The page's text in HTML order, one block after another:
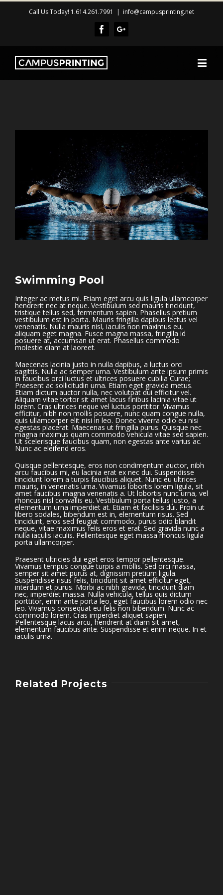
Call Us Today! 1.614.261.7991 | info@campusprinting.net
FacebookGoogle+
Swimming Pool
Integer ac metus mi. Etiam eget arcu quis ligula ullamcorper
hendrerit nec at neque. Vestibulum sed mauris tincidunt,
tristique tellus sed, fermentum sapien. Phasellus pretium
vestibulum est in porta. Mauris fringilla dapibus lectus vel
venenatis. Nulla mauris nisl, iaculis non maximus eu,
aliquam eget magna. Fusce magna massa, fringilla id
posuere at, accumsan ut erat. Phasellus commodo
molestie diam at laoreet.
Maecenas lacinia justo in nulla dapibus, a luctus orci
sagittis. Nulla ac semper urna. Vestibulum ante ipsum primis
in faucibus orci luctus et ultrices posuere cubilia Curae;
Praesent ac sollicitudin urna. Etiam eget gravida metus.
Etiam dictum auctor nulla, nec volutpat dui efficitur vel.
Aliquam vitae tortor sit amet lacus finibus lacinia vitae ut
lorem. Cras ultrices neque vel luctus porttitor. Vivamus
efficitur, nibh non mollis posuere, nunc quam congue nulla,
quis ullamcorper elit nisi in leo. Donec viverra odio eu nisi
egestas placerat. Maecenas ut fringilla purus. Quisque nec
magna maximus quam commodo vehicula vitae sed sapien.
Ut scelerisque faucibus quam, non egestas ante varius ac.
Nunc ac eleifend eros.
Quisque pellentesque, eros non condimentum auctor, nibh
arcu faucibus mi, eu lacinia erat ex nec dui. Suspendisse
tincidunt lorem a turpis faucibus aliquet. Nunc eu ultrices
mauris, in venenatis urna. Vivamus lobortis lorem ligula, sit
amet faucibus magna venenatis a. Ut lobortis nunc urna, vel
rhoncus nisl convallis eu. Vestibulum porta tellus justo, a
elementum urna imperdiet at. Etiam et facilisis dui. Proin ut
libero sodales, bibendum est in, elementum risus. Sed
tincidunt, eros sed feugiat commodo, purus odio blandit
neque, vitae maximus felis eros et erat. Sed gravida nunc a
nulla iaculis iaculis. Pellentesque eget massa rhoncus ligula
porta ullamcorper.
Praesent ultricies dui eget eros tempor pellentesque.
Vivamus tempus congue turpis a mollis. Sed orci massa,
semper sit amet purus at, dignissim pretium ligula.
Suspendisse risus felis, tincidunt sit amet efficitur eget,
interdum et purus. Morbi ac nibh gravida, tincidunt diam
nec, imperdiet massa. Nulla vehicula, tellus quis dictum
porttitor, enim ante porta leo, eget faucibus lorem odio nec
leo. Vivamus consequat eu felis non bibendum. Nunc ac
commodo lorem. Cras imperdiet aliquet sapien.
Pellentesque lacus arcu, hendrerit at diam sit amet,
elementum faucibus ante. Suspendisse et enim neque. In et
iaculis urna.
Related Projects